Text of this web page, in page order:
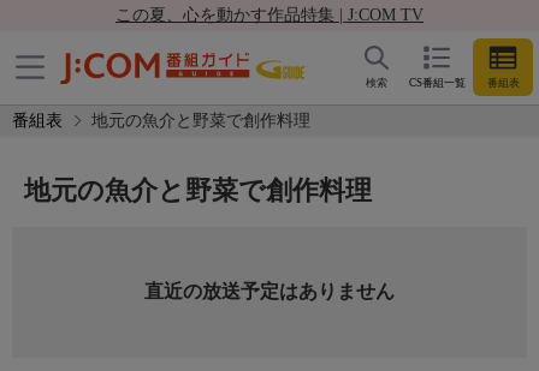
この夏、心を動かす作品特集 | J:COM TV
CS番組一覧 番組表
検索
番組表 地元の魚介と野菜で創作料理
地元の魚介と野菜で創作料理
直近の放送予定はありません